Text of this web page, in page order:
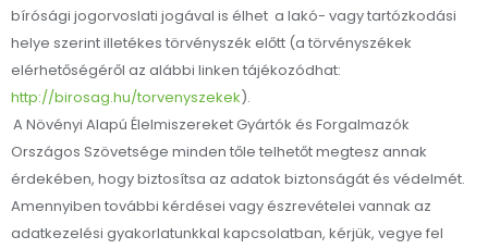
bírósági jogorvoslati jogával is élhet a lakó- vagy tartózkodási
helye szerint illetékes törvényszék előtt (a törvényszékek
elérhetőségéről az alábbi linken tájékozódhat:
http://birosag.hu/torvenyszekek).
A Növényi Alapú Élelmiszereket Gyártók és Forgalmazók
Országos Szövetsége minden tőle telhetőt megtesz annak
érdekében, hogy biztosítsa az adatok biztonságát és védelmét.
Amennyiben további kérdései vagy észrevételei vannak az
adatkezelési gyakorlatunkkal kapcsolatban, kérjük, vegye fel